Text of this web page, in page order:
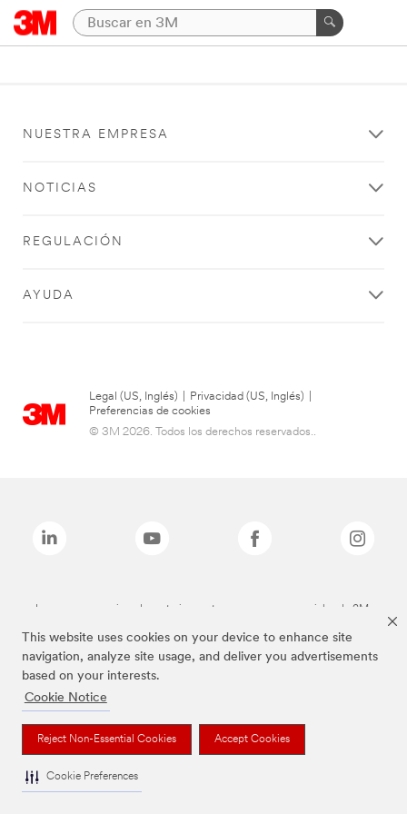
This website uses cookies on your device to enhance site
navigation, analyze site usage, and deliver you advertisements
based on your interests.
Cookie Notice
Reject Non-Essential Cookies Accept Cookies
Cookie Preferences
NUESTRA EMPRESA
NOTICIAS
REGULACIÓN
AYUDA
Legal (US, Inglés) Privacidad (US, Inglés)
Preferencias de cookies
© 3M 2026. Todos los derechos reservados..
Las marcas mencionadas anteriormente son marcas comerciales de 3M.